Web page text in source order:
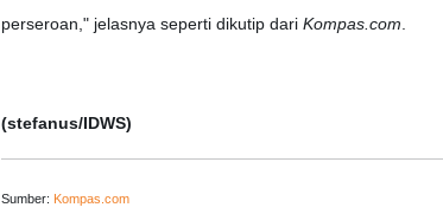
perseroan," jelasnya seperti dikutip dari Kompas.com
(stefanus/IDWS)
Sumber: Kompas.com